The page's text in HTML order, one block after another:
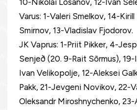
10-Nikolai Lõsanov, 12-Ivan
Varus: 1-Valeri Smelkov, 14-
Smirnov, 13-Vladislav Fjodorov.
JK Vaprus: 1-Priit Pikker, 4-
Senjeð (20. 9-Rait Sõrmus),
Ivan Velikopolje, 12-Aleksei
Pakk, 21-Jevgeni Novikov, 22-
Oleksandr Miroshnychenko,